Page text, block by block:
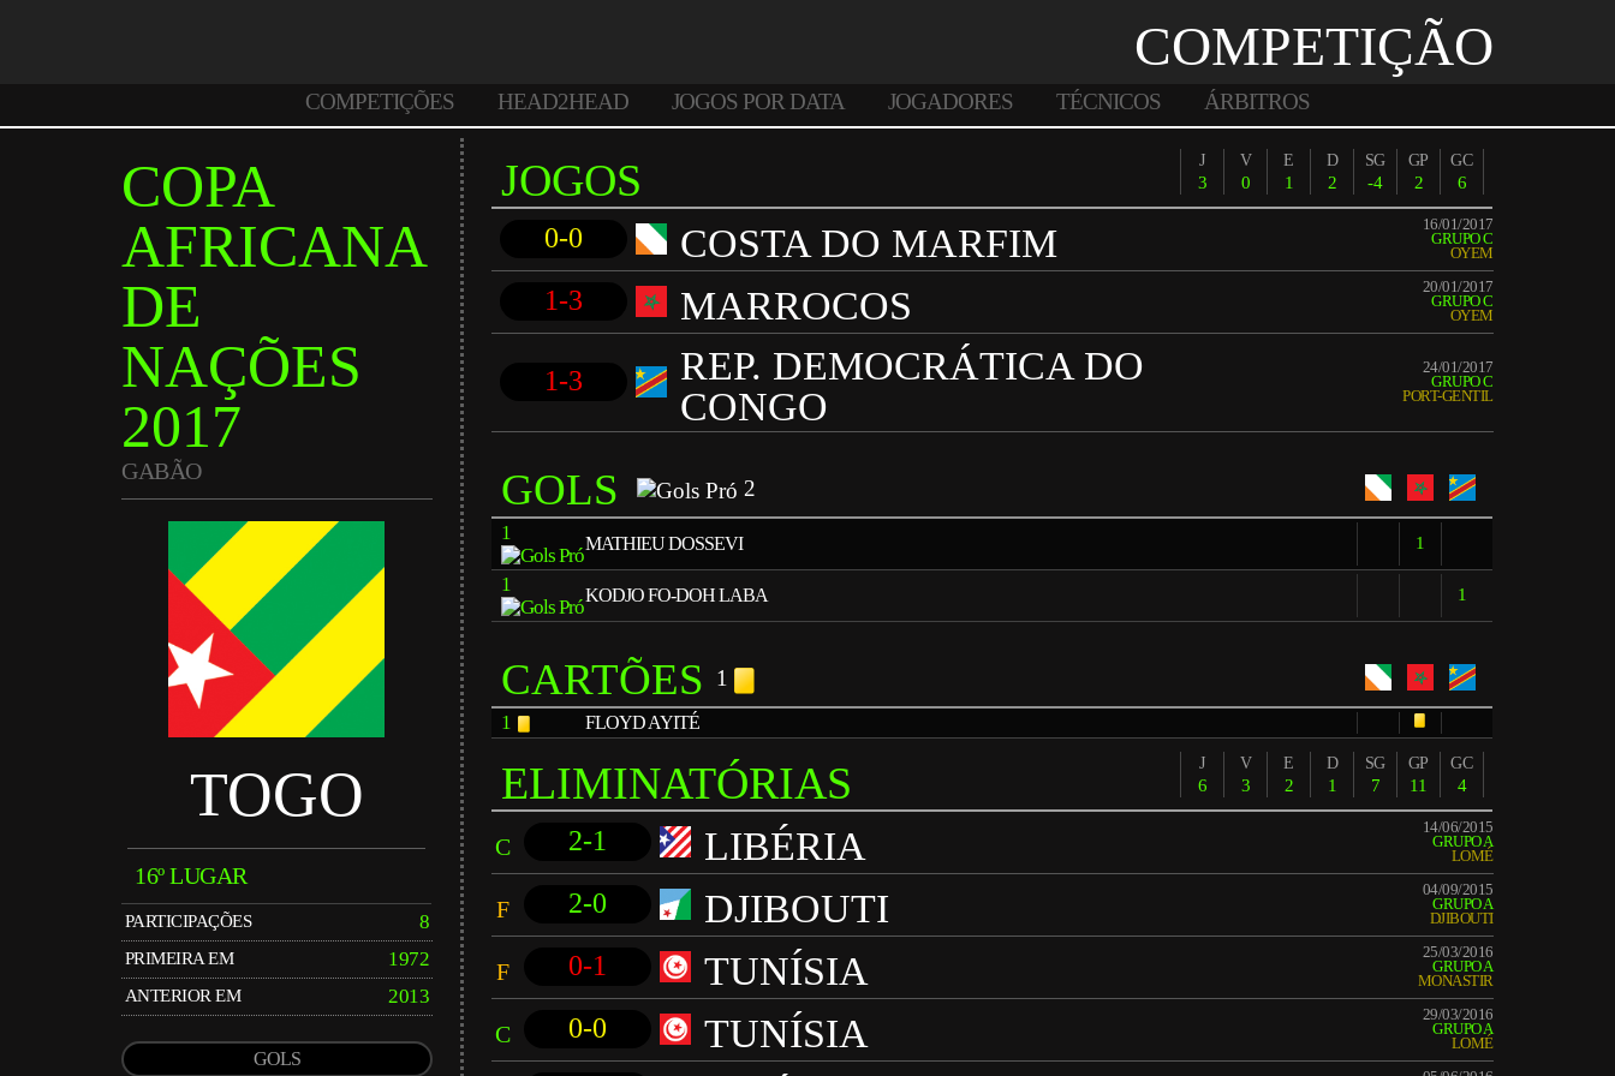
COMPETIÇÃO
COMPETIÇÕES HEAD2HEAD JOGOS POR DATA JOGADORES TÉCNICOS ÁRBITROS
COPA
AFRICANA
DE
NAÇÕES
2017
GABÃO
TOGO
16º LUGAR
PARTICIPAÇÕES 8
PRIMEIRA EM 1972
ANTERIOR EM 2013
GOLS
JOGOS J
3
V
0
E
1
D
2
SG
-4
GP
2
GC
6
0-0 COSTA DO MARFIM
16/01/2017
GRUPO C
OYEM
1-3 MARROCOS
20/01/2017
GRUPO C
OYEM
1-3
REP. DEMOCRÁTICA DO
CONGO
24/01/2017
GRUPO C
PORT-GENTIL
GOLS 2
1 MATHIEU DOSSEVI 1
1 KODJO FO-DOH LABA 1
CARTÕES 1
1 FLOYD AYITÉ
ELIMINATÓRIAS J
6
V
3
E
2
D
1
SG
7
GP
11
GC
4
C 2-1 LIBÉRIA
14/06/2015
GRUPO A
LOMÉ
F 2-0 DJIBOUTI
04/09/2015
GRUPO A
DJIBOUTI
F 0-1 TUNÍSIA
25/03/2016
GRUPO A
MONASTIR
C 0-0 TUNÍSIA
29/03/2016
GRUPO A
LOMÉ